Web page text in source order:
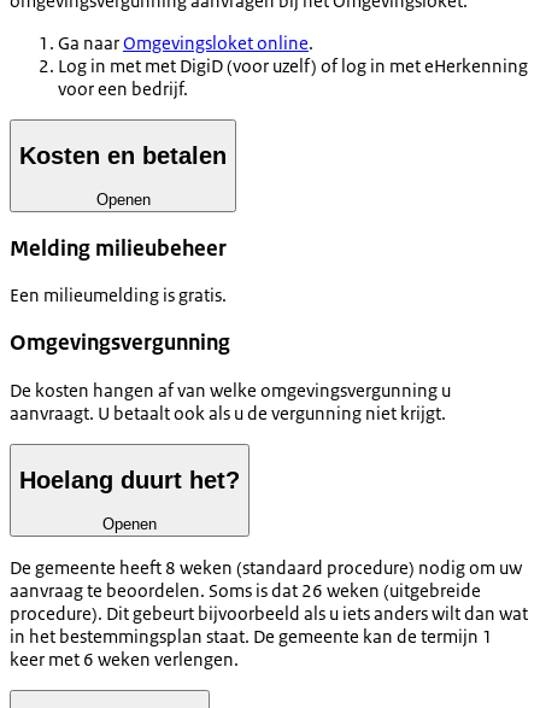
Ga naarOmgevingsloket online.
Log in met met DigiD (voor uzelf) of log in met eHerkenning
voor een bedrijf.
Kosten en betalen
Openen
Melding milieubeheer
Een milieumelding is gratis.
Omgevingsvergunning
De kosten hangen af van welke omgevingsvergunning u
aanvraagt. U betaalt ook als u de vergunning niet krijgt.
Hoelang duurt het?
Openen
De gemeente heeft 8 weken (standaard procedure) nodig om uw
aanvraag te beoordelen. Soms is dat 26 weken (uitgebreide
procedure). Dit gebeurt bijvoorbeeld als u iets anders wilt dan wat
in het bestemmingsplan staat. De gemeente kan de termijn 1
keer met 6 weken verlengen.